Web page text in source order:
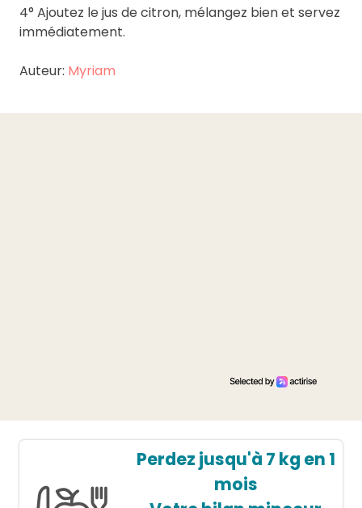
4° Ajoutez le jus de citron, mélangez bien et servez
immédiatement.
Auteur: Myriam
Perdez jusqu'à 7 kg en 1
mois